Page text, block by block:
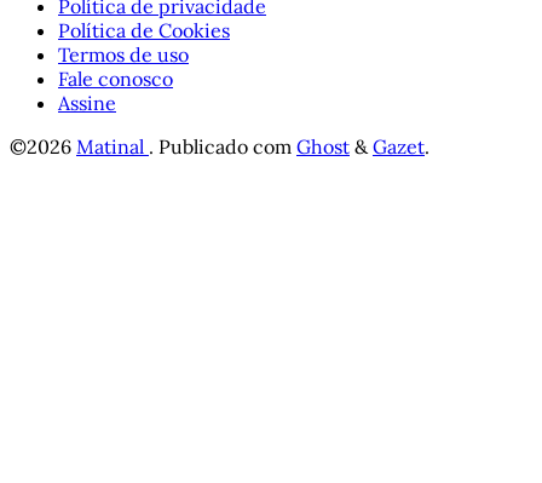
Política de privacidade
Política de Cookies
Termos de uso
Fale conosco
Assine
©2026 Matinal . Publicado com Ghost &Gazet.